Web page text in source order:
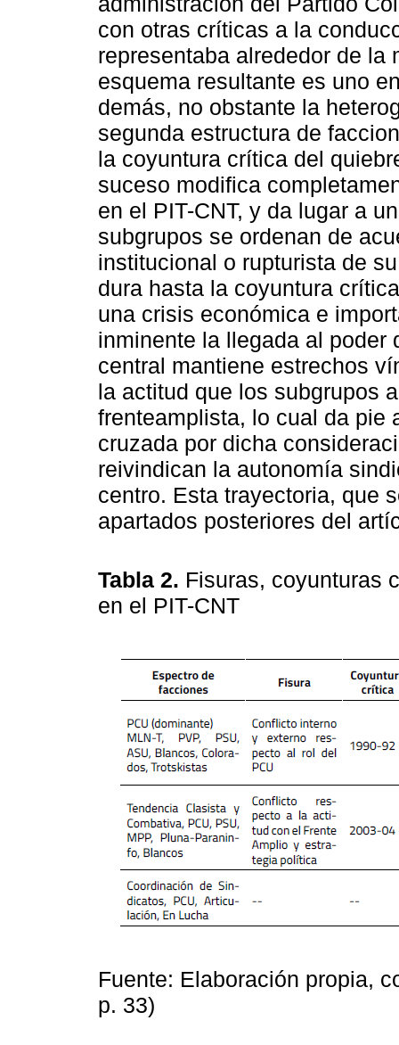
con otras críticas a la
representaba alrededor de
esquema resultante es uno
demás, no obstante la
segunda estructura de
la coyuntura crítica del
suceso modifica
en el PIT-CNT, y da lugar a
subgrupos se ordenan de
institucional o rupturista de
dura hasta la coyuntura
una crisis económica e
inminente la llegada al poder
central mantiene estrechos
la actitud que los subgrupos
frenteamplista, lo cual da pie
cruzada por dicha
reivindican la autonomía
centro. Esta trayectoria, que
apartados posteriores del
Tabla 2. Fisuras, coyunturas
en el PIT-CNT
Fuente: Elaboración propia,
p. 33)